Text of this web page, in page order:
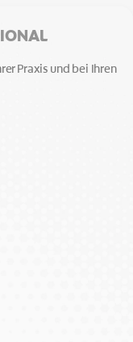
Praxis und bei Ihren